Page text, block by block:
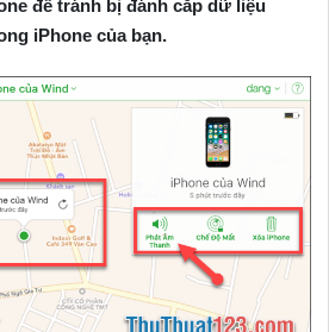
để tránh bị đánh cắp dữ liệu
iPhone của bạn.